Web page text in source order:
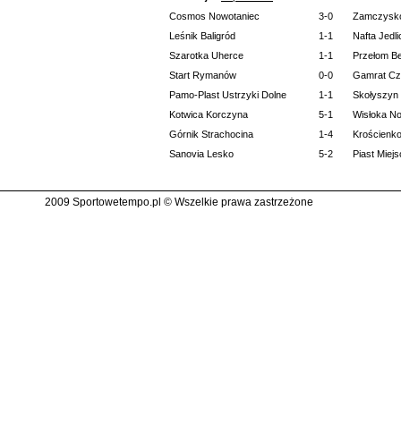
Cosmos Nowotaniec
3-0
Leśnik Baligród
1-1
Nafta
Szarotka Uherce
1-1
Przełom
Start Rymanów
0-0
Gamrat
Pamo-Plast Ustrzyki Dolne
1-1
Skołyszyn
Kotwica Korczyna
5-1
Wisłoka
Górnik Strachocina
1-4
Sanovia Lesko
5-2 Piast
2009 Sportowetempo.pl © Wszelkie prawa zastrzeżone